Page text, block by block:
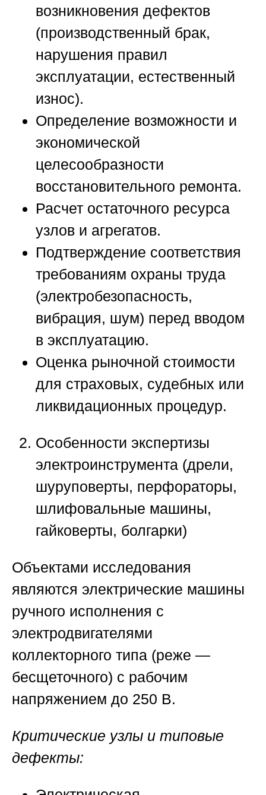
возникновения дефектов
(производственный брак,
нарушения правил
эксплуатации, естественный
износ).
Определение возможности и
экономической
целесообразности
восстановительного ремонта.
Расчет остаточного ресурса
узлов и агрегатов.
Подтверждение соответствия
требованиям охраны труда
(электробезопасность,
вибрация, шум) перед вводом
в эксплуатацию.
Оценка рыночной стоимости
для страховых, судебных или
ликвидационных процедур.
Особенности экспертизы
электроинструмента (дрели,
шуруповерты, перфораторы,
шлифовальные машины,
гайковерты, болгарки)
Объектами исследования
являются электрические машины
ручного исполнения с
электродвигателями
коллекторного типа (реже —
бесщеточного) с рабочим
напряжением до 250 В.
Критические узлы и типовые
дефекты: